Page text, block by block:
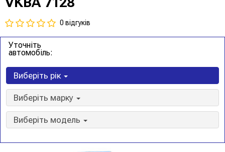
0 відгуків
Уточніть
автомобіль:
Виберіть рік
Виберіть марку
Виберіть модель